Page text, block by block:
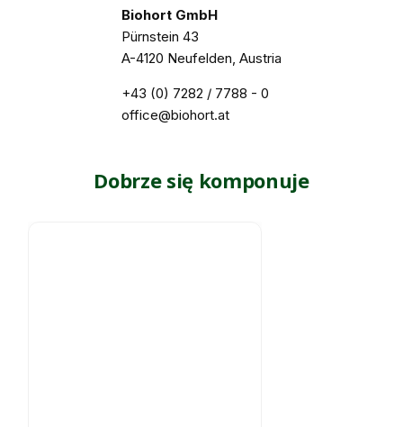
Biohort GmbH
Pürnstein 43
A-4120 Neufelden, Austria
+43 (0) 7282 / 7788 - 0
office@biohort.at
Dobrze się komponuje